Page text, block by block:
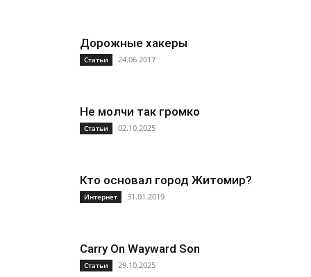
Дорожные хакеры
Статьи 24.06.2017
Не молчи так громко
Статьи 02.10.2025
Кто основал город Житомир?
Интернет 31.01.2019
Carry On Wayward Son
Статьи 29.10.2025